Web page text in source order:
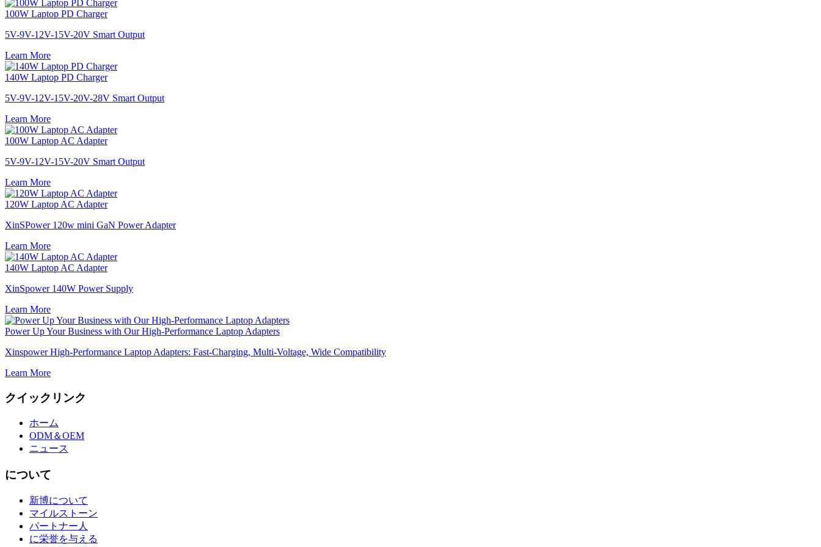
100W Laptop PD Charger
5V-9V-12V-15V-20V Smart Output
Learn More
140W Laptop PD Charger
5V-9V-12V-15V-20V-28V Smart Output
Learn More
100W Laptop AC Adapter
5V-9V-12V-15V-20V Smart Output
Learn More
120W Laptop AC Adapter
XinSPower 120w mini GaN Power Adapter
Learn More
140W Laptop AC Adapter
XinSpower 140W Power Supply
Learn More
Power Up Your Business with Our High-Performance Laptop Adapters
Xinspower High-Performance Laptop Adapters: Fast-Charging, Multi-Voltage, Wide Compatibility
Learn More
クイックリンク
ホーム
ODM＆OEM
ニュース
について
新博について
マイルストーン
パートナー人
に栄誉を与える